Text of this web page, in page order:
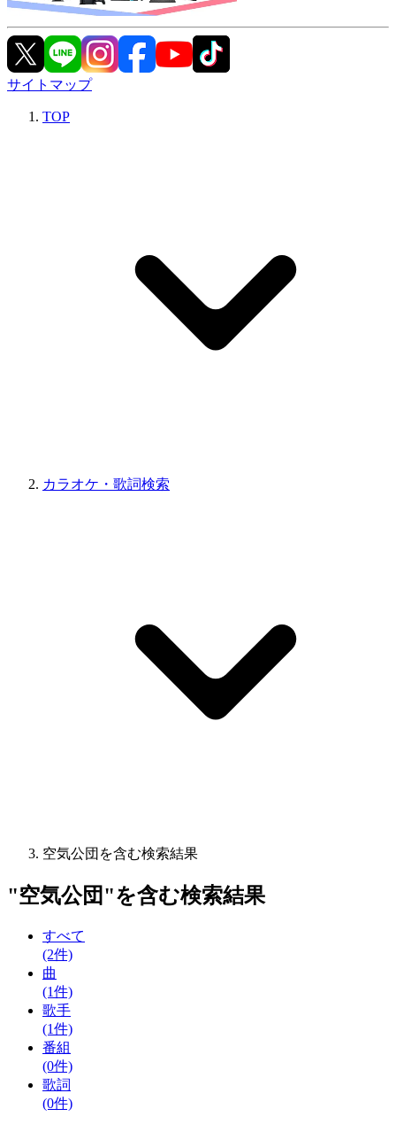
サイトマップ
TOP
カラオケ・歌詞検索
空気公団を含む検索結果
"空気公団 "を含む検索結果
すべて
(2件)
曲
(1件)
歌手
(1件)
番組
(0件)
歌詞
(0件)